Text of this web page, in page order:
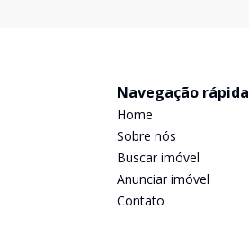
Navegação rápida
Home
Sobre nós
Buscar imóvel
Anunciar imóvel
Contato